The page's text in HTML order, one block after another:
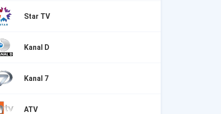
Star TV
Kanal D
Kanal 7
ATV